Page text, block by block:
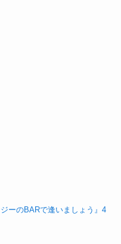
ーのBARで逢いましょう』4